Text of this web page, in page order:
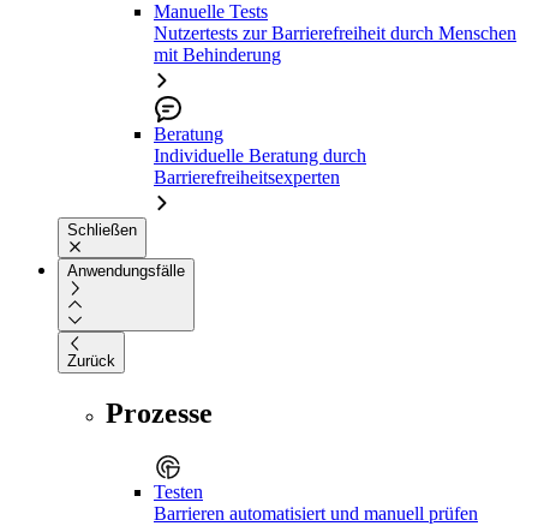
Manuelle Tests
Nutzertests zur Barrierefreiheit durch Menschen
mit Behinderung
Beratung
Individuelle Beratung durch
Barrierefreiheitsexperten
Schließen
Anwendungsfälle
Zurück
Prozesse
Testen
Barrieren automatisiert und manuell prüfen